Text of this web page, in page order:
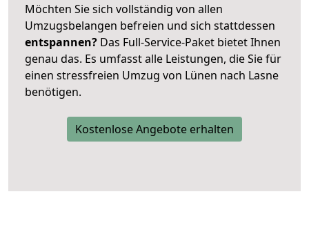
Möchten Sie sich vollständig von allen
Umzugsbelangen befreien und sich stattdessen
entspannen? Das Full-Service-Paket bietet Ihnen
genau das. Es umfasst alle Leistungen, die Sie für
einen stressfreien Umzug von Lünen nach Lasne
benötigen.
Kostenlose Angebote erhalten